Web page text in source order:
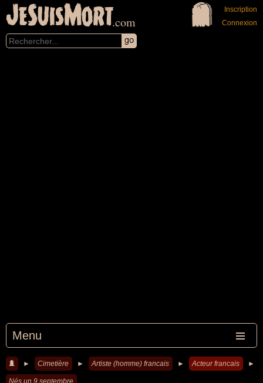
JeSuisMort.com
Menu
Inscription
Connexion
► Cimetière ► Artiste (homme) francais ► Acteur francais ►
Nés un 9 septembre